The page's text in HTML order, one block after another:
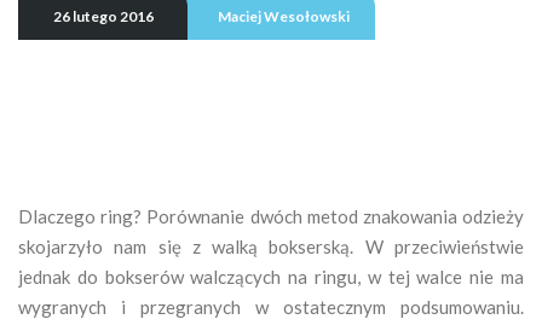
26 lutego 2016 Maciej Wesołowski
Dlaczego ring? Porównanie dwóch metod znakowania odzieży
skojarzyło nam się z walką bokserską. W przeciwieństwie
jednak do bokserów walczących na ringu, w tej walce nie ma
wygranych i przegranych w ostatecznym podsumowaniu.